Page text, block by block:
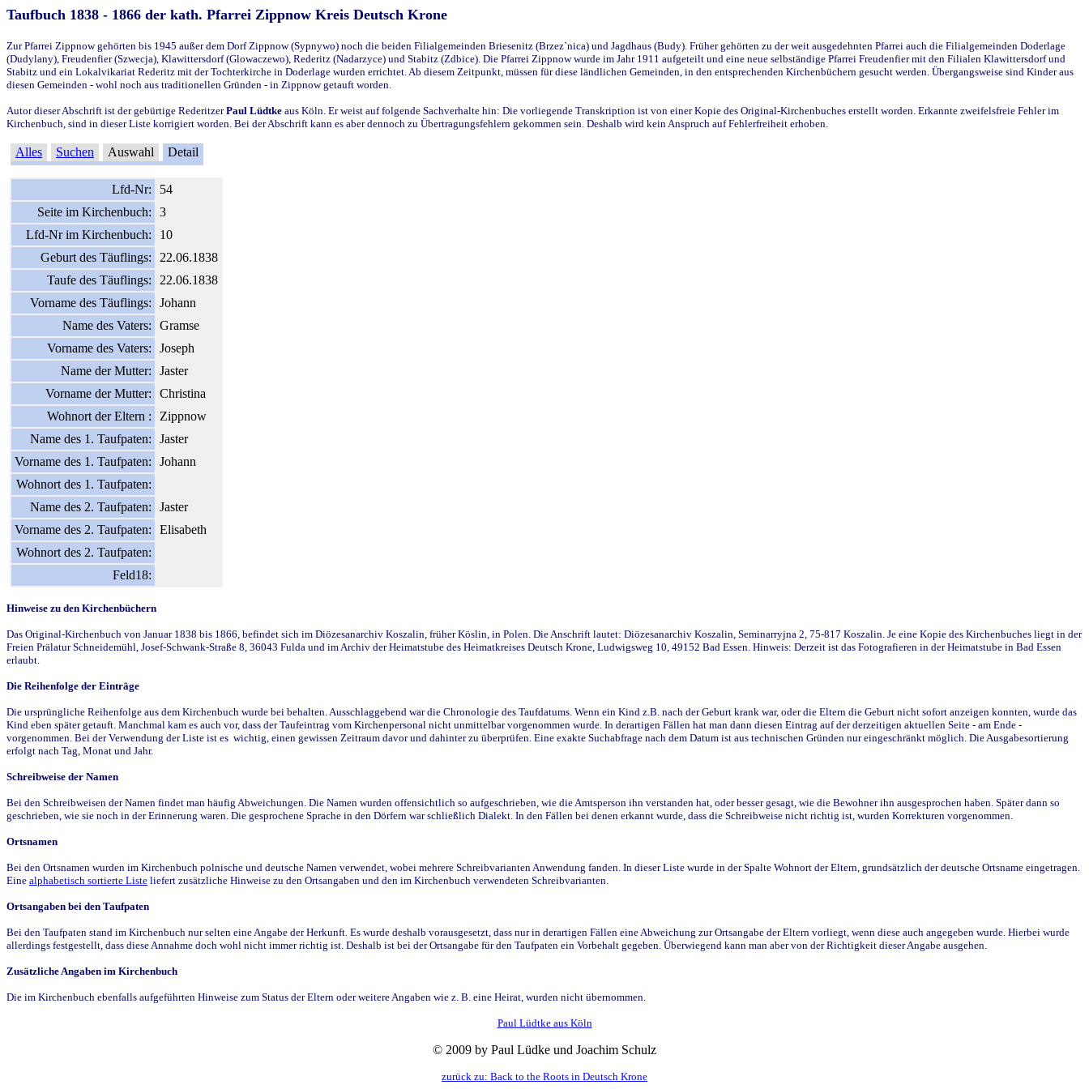
Taufbuch 1838 - 1866 der kath. Pfarrei Zippnow Kreis Deutsch Krone
Zur Pfarrei Zippnow gehörten bis 1945 außer dem Dorf Zippnow (Sypnywo) noch die beiden Filialgemeinden Briesenitz (Brzez`nica) und Jagdhaus (Budy). Früher gehörten zu der weit ausgedehnten Pfarrei auch die Filialgemeinden Doderlage
(Dudylany), Freudenfier (Szwecja), Klawittersdorf (Glowaczewo), Rederitz (Nadarzyce) und Stabitz (Zdbice). Die Pfarrei Zippnow wurde im Jahr 1911 aufgeteilt und eine neue selbständige Pfarrei Freudenfier mit den Filialen Klawittersdorf und
Stabitz und ein Lokalvikariat Rederitz mit der Tochterkirche in Doderlage wurden errichtet. Ab diesem Zeitpunkt, müssen für diese ländlichen Gemeinden, in den entsprechenden Kirchenbüchern gesucht werden. Übergangsweise sind Kinder aus
diesen Gemeinden - wohl noch aus traditionellen Gründen - in Zippnow getauft worden.
Autor dieser Abschrift ist der gebürtige RederitzerPaul Lüdtke aus Köln. Er weist auf folgende Sachverhalte hin: Die vorliegende Transkription ist von einer Kopie des Original-Kirchenbuches erstellt worden. Erkannte zweifelsfreie Fehler im
Kirchenbuch, sind in dieser Liste korrigiert worden. Bei der Abschrift kann es aber dennoch zu Übertragungsfehlern gekommen sein. Deshalb wird kein Anspruch auf Fehlerfreiheit erhoben.
Alles Suchen Auswahl Detail
Lfd-Nr:
54
Seite im Kirchenbuch:
3
Lfd-Nr im Kirchenbuch:
10
Geburt des Täuflings:
22.06.1838
Taufe des Täuflings:
22.06.1838
Vorname des Täuflings:
Johann
Name des Vaters:
Gramse
Vorname des Vaters:
Joseph
Name der Mutter:
Jaster
Vorname der Mutter:
Christina
Wohnort der Eltern :
Zippnow
Name des 1. Taufpaten:
Jaster
Vorname des 1. Taufpaten:
Johann
Wohnort des 1. Taufpaten:
Name des 2. Taufpaten:
Jaster
Vorname des 2. Taufpaten:
Elisabeth
Wohnort des 2. Taufpaten:
Feld18:
Hinweise zu den Kirchenbüchern
Das Original-Kirchenbuch von Januar 1838 bis 1866, befindet sich im Diözesanarchiv Koszalin, früher Köslin, in Polen. Die Anschrift lautet: Diözesanarchiv Koszalin, Seminarryjna 2, 75-817 Koszalin. Je eine Kopie des Kirchenbuches liegt in der
Freien Prälatur Schneidemühl, Josef-Schwank-Straße 8, 36043 Fulda und im Archiv der Heimatstube des Heimatkreises Deutsch Krone, Ludwigsweg 10, 49152 Bad Essen. Hinweis: Derzeit ist das Fotografieren in der Heimatstube in Bad Essen
erlaubt.
Die Reihenfolge der Einträge
Die ursprüngliche Reihenfolge aus dem Kirchenbuch wurde bei behalten. Ausschlaggebend war die Chronologie des Taufdatums. Wenn ein Kind z.B. nach der Geburt krank war, oder die Eltern die Geburt nicht sofort anzeigen konnten, wurde das
Kind eben später getauft. Manchmal kam es auch vor, dass der Taufeintrag vom Kirchenpersonal nicht unmittelbar vorgenommen wurde. In derartigen Fällen hat man dann diesen Eintrag auf der derzeitigen aktuellen Seite - am Ende -
vorgenommen. Bei der Verwendung der Liste ist es wichtig, einen gewissen Zeitraum davor und dahinter zu überprüfen. Eine exakte Suchabfrage nach dem Datum ist aus technischen Gründen nur eingeschränkt möglich. Die Ausgabesortierung
erfolgt nach Tag, Monat und Jahr.
Schreibweise der Namen
Bei den Schreibweisen der Namen findet man häufig Abweichungen. Die Namen wurden offensichtlich so aufgeschrieben, wie die Amtsperson ihn verstanden hat, oder besser gesagt, wie die Bewohner ihn ausgesprochen haben. Später dann so
geschrieben, wie sie noch in der Erinnerung waren. Die gesprochene Sprache in den Dörfern war schließlich Dialekt. In den Fällen bei denen erkannt wurde, dass die Schreibweise nicht richtig ist, wurden Korrekturen vorgenommen.
Ortsnamen
Bei den Ortsnamen wurden im Kirchenbuch polnische und deutsche Namen verwendet, wobei mehrere Schreibvarianten Anwendung fanden. In dieser Liste wurde in der Spalte Wohnort der Eltern, grundsätzlich der deutsche Ortsname eingetragen.
Eine alphabetisch sortierte Liste liefert zusätzliche Hinweise zu den Ortsangaben und den im Kirchenbuch verwendeten Schreibvarianten.
Ortsangaben bei den Taufpaten
Bei den Taufpaten stand im Kirchenbuch nur selten eine Angabe der Herkunft. Es wurde deshalb vorausgesetzt, dass nur in derartigen Fällen eine Abweichung zur Ortsangabe der Eltern vorliegt, wenn diese auch angegeben wurde. Hierbei wurde
allerdings festgestellt, dass diese Annahme doch wohl nicht immer richtig ist. Deshalb ist bei der Ortsangabe für den Taufpaten ein Vorbehalt gegeben. Überwiegend kann man aber von der Richtigkeit dieser Angabe ausgehen.
Zusätzliche Angaben im Kirchenbuch
Die im Kirchenbuch ebenfalls aufgeführten Hinweise zum Status der Eltern oder weitere Angaben wie z. B. eine Heirat, wurden nicht übernommen.
Paul Lüdtke aus Köln
© 2009 by Paul Lüdke und Joachim Schulz
zurück zu: Back to the Roots in Deutsch Krone